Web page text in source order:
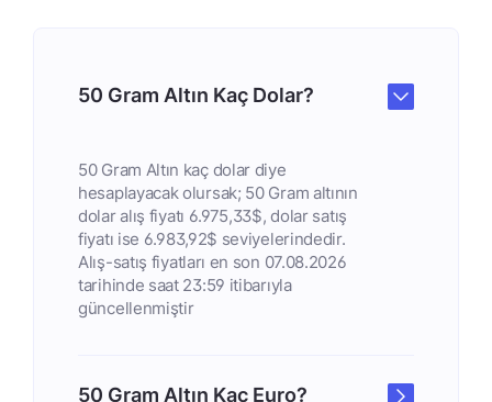
50 Gram Altın Kaç Dolar?
50 Gram Altın kaç dolar diye
hesaplayacak olursak; 50 Gram altının
dolar alış fiyatı 6.975,33$, dolar satış
fiyatı ise 6.983,92$ seviyelerindedir.
Alış-satış fiyatları en son 07.08.2026
tarihinde saat 23:59 itibarıyla
güncellenmiştir
50 Gram Altın Kaç Euro?